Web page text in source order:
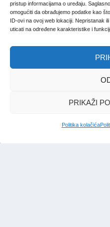
pristup informacijama o uređaju.
omogućiti da obrađujemo podatke kao
ID-ovi na ovoj web lokaciji. Nepristanak
uticati na određene karakteristike i
PRIKAŽI
Politika kolačića